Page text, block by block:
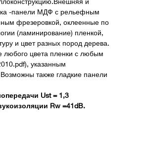
-панели МДФ с рельефным
фрезеровкой, оклеенные по
(ламинирование) пленкой,
и цвет разных пород дерева.
любого цвета пленки с любым
указанным
также гладкие панели
Ust = 1,3
Rw =41dB.